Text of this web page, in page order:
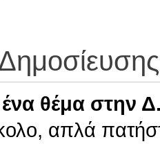
θέμα στην
απλά